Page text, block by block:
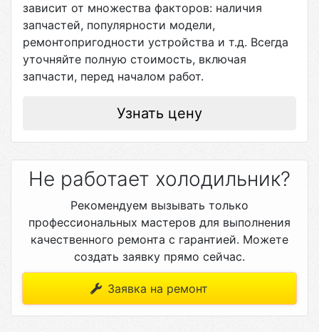
зависит от множества факторов: наличия
запчастей, популярности модели,
ремонтопригодности устройства и т.д. Всегда
уточняйте полную стоимость, включая
запчасти, перед началом работ.
Узнать цену
Не работает холодильник?
Рекомендуем вызывать только
профессиональных мастеров для выполнения
качественного ремонта с гарантией. Можете
создать заявку прямо сейчас.
Заявка на ремонт